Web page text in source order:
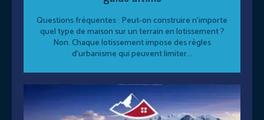
Questions fréquentes : Peut-on construire n'importe
quel type de maison sur un terrain en lotissement ?
Non. Chaque lotissement impose des règles
d'urbanisme qui peuvent limiter...